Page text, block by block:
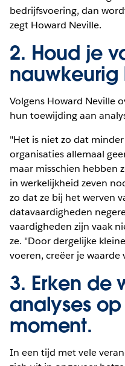
bedrijfsvoering, dan
zegt Howard Neville.
2. Houd je
nauwkeurig
Volgens Howard Neville
hun toewijding aan
"Het is niet zo dat
organisaties allemaal
maar misschien hebben
in werkelijkheid zeven
zo dat ze bij het werven
datavaardigheden
vaardigheden zijn vaak
ze. "Door dergelijke
voeren, creëer je
3. Erken de
analyses
moment.
In een tijd met vele